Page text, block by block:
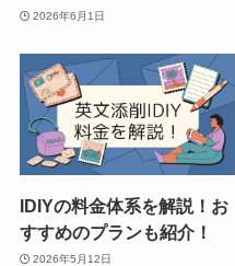
2026年6月1日
IDIYの料金体系を解説！お
すすめのプランも紹介！
2026年5月12日